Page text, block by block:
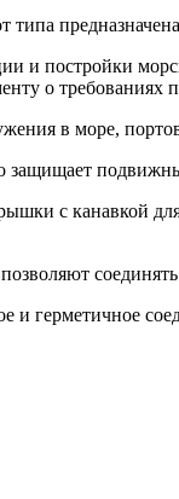
и постройки
о требованиях
в море,
с канавкой
соединять
и герметичное